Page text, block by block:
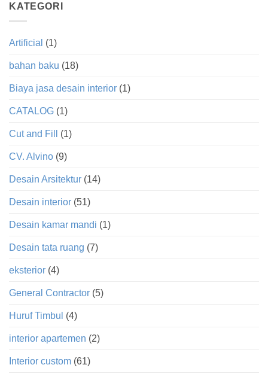
KATEGORI
Artificial (1)
bahan baku (18)
Biaya jasa desain interior (1)
CATALOG (1)
Cut and Fill (1)
CV. Alvino (9)
Desain Arsitektur (14)
Desain interior (51)
Desain kamar mandi (1)
Desain tata ruang (7)
eksterior (4)
General Contractor (5)
Huruf Timbul (4)
interior apartemen (2)
Interior custom (61)